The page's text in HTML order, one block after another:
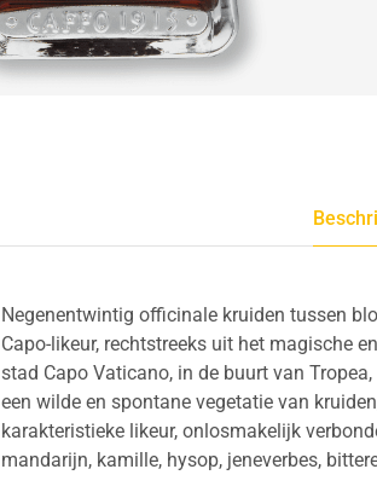
Negenentwintig officinale kruiden tussen
Capo-likeur, rechtstreeks uit het magische
stad Capo Vaticano, in de buurt van
een wilde en spontane vegetatie van
karakteristieke likeur, onlosmakelijk
mandarijn, kamille, hysop, jeneverbes,